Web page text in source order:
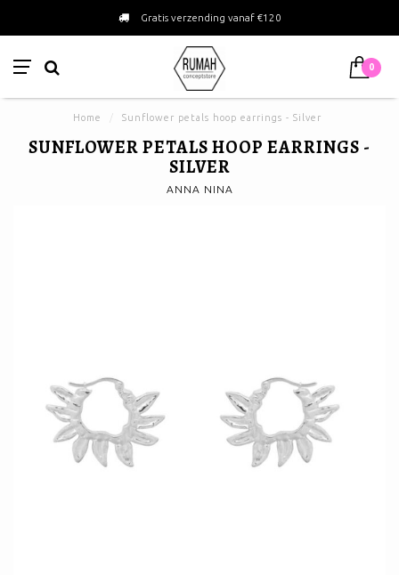
Gratis verzending vanaf €120
0
Home Sunflower petals hoop earrings - Silver
SUNFLOWER PETALS HOOP EARRINGS -
SILVER
ANNA NINA